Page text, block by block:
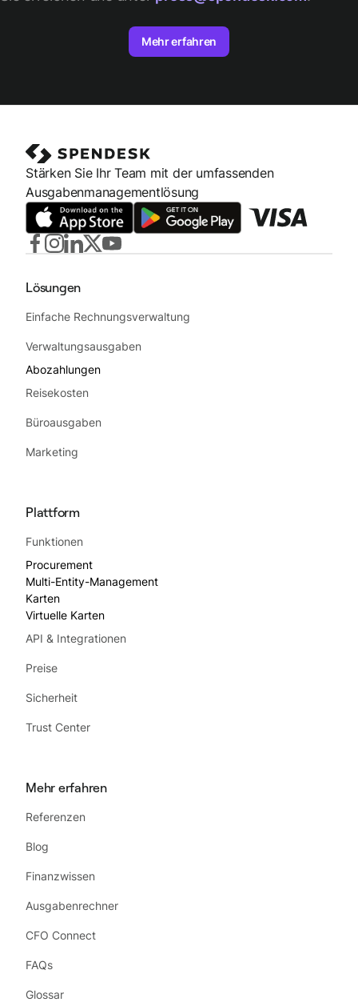
Mehr erfahren
Stärken Sie Ihr Team mit der umfassenden
Ausgabenmanagementlösung
Lösungen
Einfache Rechnungsverwaltung
Verwaltungsausgaben
Abozahlungen
Reisekosten
Büroausgaben
Marketing
Plattform
Funktionen
Procurement
Multi-Entity-Management
Karten
Virtuelle Karten
API & Integrationen
Preise
Sicherheit
Trust Center
Mehr erfahren
Referenzen
Blog
Finanzwissen
Ausgabenrechner
CFO Connect
FAQs
Glossar